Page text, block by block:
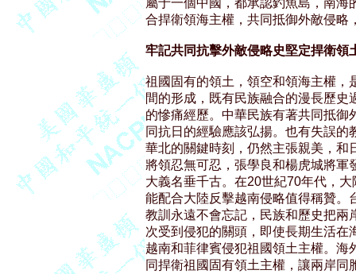
屬于一個中國，都承認釣魚島，南
合捍衛領海主權，共同抵御外敵侵略
牢記共同抗擊外敵侵略史堅定捍衛領
祖國固有的領土，領空和領海主權，
間的形成，既有民族融合的漫長歷
的慘痛經歷。中華民族有著共同抵
同抗日的經驗應該弘揚。也有失誤
華北的關鍵時刻，仍然主張親美，和
將領忍無可忍，張學良和楊虎城將
大義名垂千古。在20世紀70年代，
能配合大陸反擊越南侵略值得稱贊。
教訓永遠不會忘記，民族和歷史把兩
次受到侵犯的關頭，即使長期生活
越南和菲律賓侵犯祖國領土主權。
同捍衛祖國固有領土主權，讓兩岸